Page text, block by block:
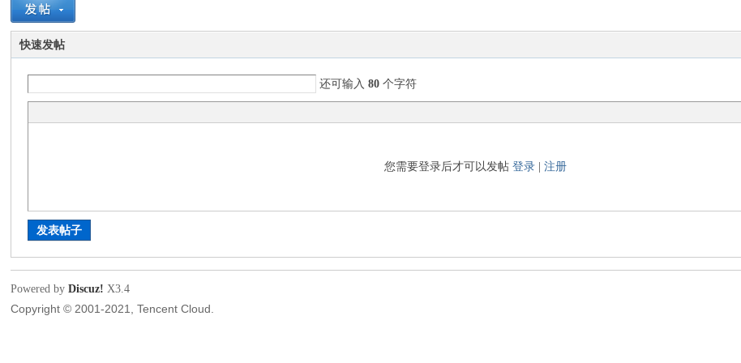
lk
快速发帖
还可输入80 个字符
您需要登录后才可以发帖登录 |注册
发表帖子
Powered byDiscuz! X3.4
Copyright © 2001-2021, Tencent Cloud.